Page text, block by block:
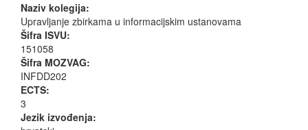
Naziv kolegija:
Upravljanje zbirkama u informacijskim ustanovama
Šifra ISVU:
151058
Šifra MOZVAG:
INFDD202
ECTS:
3
Jezik izvođenja: